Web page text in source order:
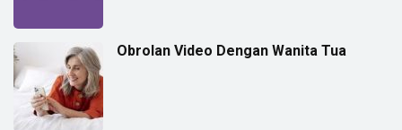
Obrolan Video Dengan Wanita Tua